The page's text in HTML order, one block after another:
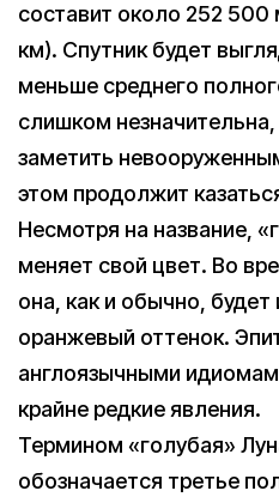
составит около 252
км). Спутник будет
меньше среднего
слишком
заметить
этом продолжит
Несмотря на название,
меняет свой цвет. Во
она, как и обычно,
оранжевый оттенок.
англоязычными
крайне редкие явления.
Термином «голубая»
обозначается третье